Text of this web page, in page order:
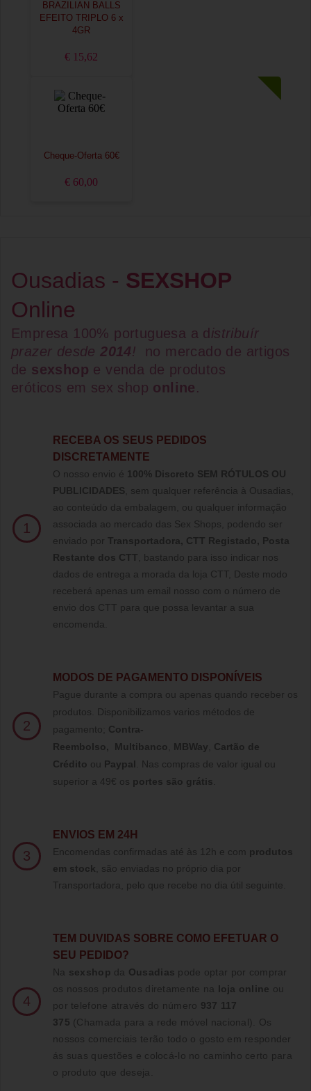
BRAZILIAN BALLS
EFEITO TRIPLO 6 x
4GR
€ 15,62
Cheque-Oferta 60€
€ 60,00
Ousadias - SEXSHOP
Online
Empresa 100% portuguesa a d istribuír
prazer desde2014!
no mercado de artigos
de sexshop e venda de produtos
eróticos em sex shop online.
1
RECEBA OS SEUS PEDIDOS
DISCRETAMENTE
O nosso envio é 100% Discreto SEM RÓTULOS OU
PUBLICIDADES , sem qualquer referência à Ousadias,
ao conteúdo da embalagem, ou qualquer informação
associada ao mercado das Sex Shops, podendo ser
enviado por Transportadora, CTT Registado, Posta
Restante dos CTT , bastando para isso indicar nos
dados de entrega a morada da loja CTT, Deste modo
receberá apenas um email nosso com o número de
envio dos CTT para que possa levantar a sua
encomenda.
2
MODOS DE PAGAMENTO DISPONÍVEIS
Pague durante a compra ou apenas quando receber os
produtos. Disponibilizamos varios métodos de
pagamento; Contra-
Reembolso, Multibanco MBWay
Cartão de
Crédito ou Paypal
Nas compras de valor igual ou
superior a 49€ os portes são grátis
3
ENVIOS EM 24H
Encomendas confirmadas até às 12h e com produtos
em stock , são enviadas no próprio dia por
Transportadora, pelo que recebe no dia útil seguinte.
4
TE M DUVIDAS SOBRE COMO EFETUAR O
SEU PEDIDO?
Na sexshop da Ousadias pode optar por comprar
os nossos produtos diretamente na loja online ou
por telefone através do número 937 117
375 (Chamada para a rede móvel nacional)
. Os
nossos comerciais terão todo o gosto em responder
ás suas questões e colocá-lo no caminho certo para
o produto que deseja.